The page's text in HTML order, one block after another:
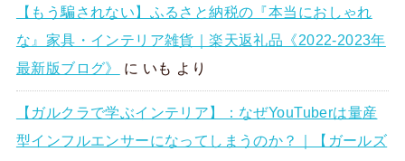
【もう騙されない】ふるさと納税の『本当におしゃれ
な』家具・インテリア雑貨｜楽天返礼品《2022-2023年
最新版ブログ》
に いも より
【ガルクラで学ぶインテリア】：なぜYouTuberは量産
型インフルエンサーになってしまうのか？｜【ガールズ